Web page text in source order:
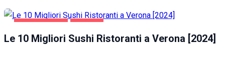
Le 10 Migliori Sushi Ristoranti a Verona [2024]